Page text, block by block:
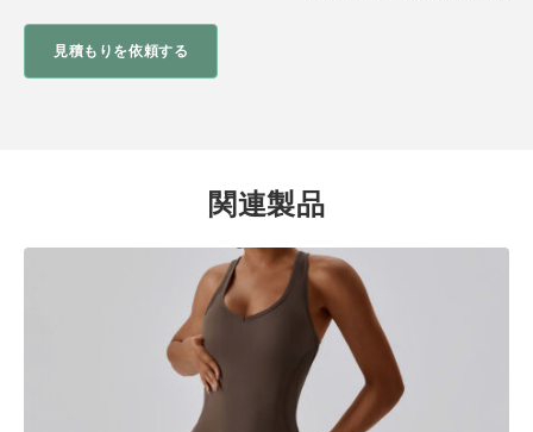
見積もりを依頼する
関連製品